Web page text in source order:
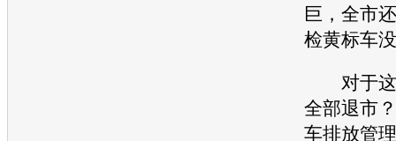
巨，全市
检黄标车
对于这
全部退市
车排放管